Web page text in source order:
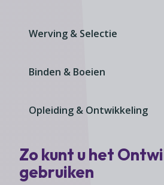
Werving & Selectie
Binden & Boeien
Opleiding & Ontwikkeling
Zo kunt u het
gebruiken